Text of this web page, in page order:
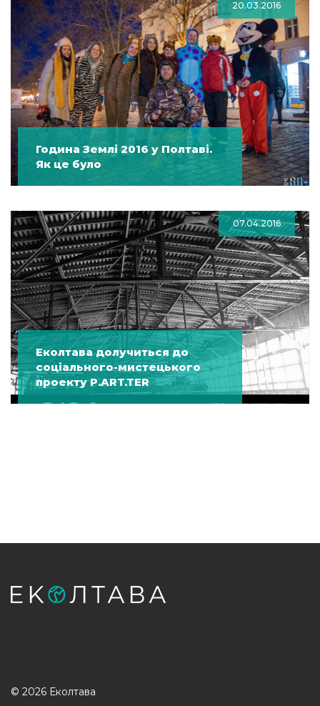
20.03.2016
Година Землі 2016 у Полтаві.
Як це було
07.04.2016
Еколтава долучиться до
соціального-мистецького
проекту P.ART.TER
© 2026 Еколтава